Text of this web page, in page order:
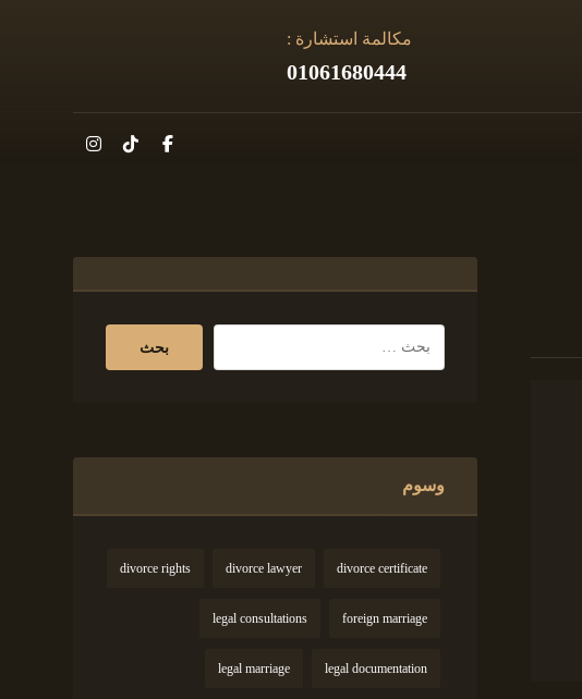
مكالمة استشارة :
01061680444
وسوم
divorce certificate
divorce lawyer
divorce rights
foreign marriage
legal consultations
legal documentation
legal marriage